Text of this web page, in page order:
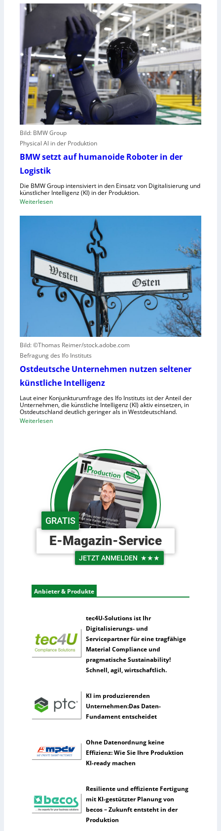
E
a
s
c
h
i
e
n
v
o
n
u
N
I
S
n
u
t
z
e
C
l
o
u
d
-
p
a
i
e
n
v
e
c
e
n
o
h
e
n
Bild: BMW Group
Physical AI in der Produktion
BMW setzt auf humanoide Roboter in der
Logistik
Die BMW Group intensiviert in den Einsatz von Digitalisierung und
künstlicher Intelligenz (KI) in der Produktion.
Weiterlesen:
t
z
t
a
u
m
a
n
o
i
d
e
R
r
i
n
d
e
r
L
o
s
t
Bild: ©Thomas Reimer/stock.adobe.com
Befragung des Ifo Instituts
Ostdeutsche Unternehmen nutzen seltener
künstliche Intelligenz
Laut einer Konjunkturumfrage des Ifo Instituts ist der Anteil der
Unternehmen, die künstliche Intelligenz (KI) aktiv einsetzen, in
Ostdeutschland deutlich geringer als in Westdeutschland.
Weiterlesen:
u
t
s
c
h
e
U
n
r
n
e
n
n
e
n
s
t
k
ü
GRATIS
E-Magazin-Service
JETZT ANMELDEN ★★★
Anbieter & Produkte
tec4U-Solutions ist Ihr
Digitalisierungs- und
Servicepartner für eine tragfähige
Material Compliance und
pragmatische Sustainability!
Schnell, agil, wirtschaftlich.
KI im produzierenden
Unternehmen:Das Daten-
Fundament entscheidet
Ohne Datenordnung keine
Effizienz: Wie Sie Ihre Produktion
KI-ready machen
Resiliente und effiziente Fertigung
mit KI-gestützter Planung von
becos – Zukunft entsteht in der
Produktion